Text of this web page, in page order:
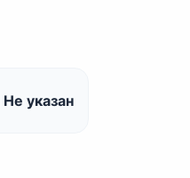
Не указан